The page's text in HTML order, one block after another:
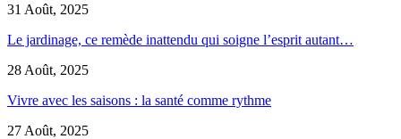
31 Août, 2025
Le jardinage, ce remède inattendu qui soigne l’esprit autant…
28 Août, 2025
Vivre avec les saisons : la santé comme rythme
27 Août, 2025